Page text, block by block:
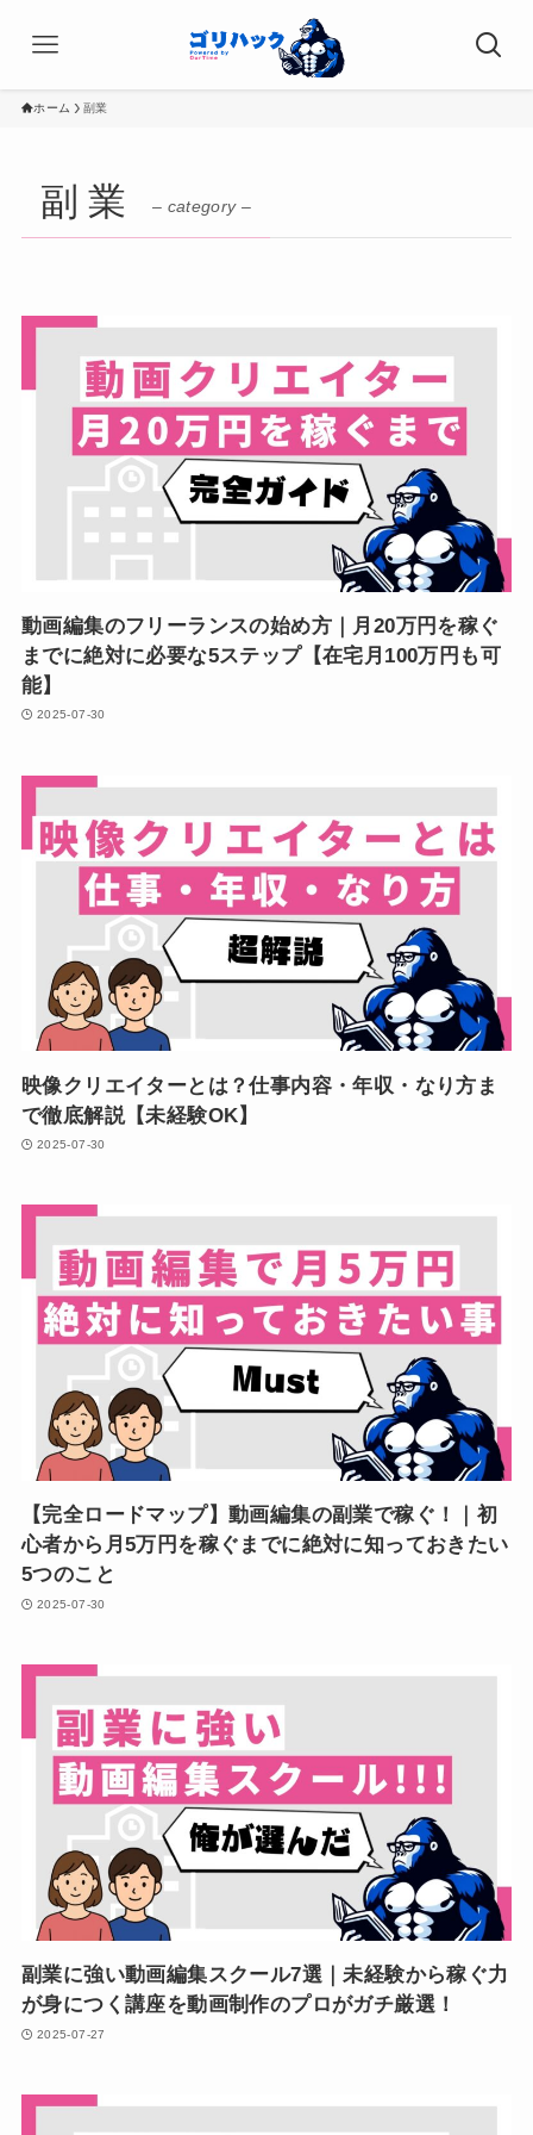
ホーム 副業
副業 – category –
動画編集のフリーランスの始め方｜月20万円を稼ぐ
までに絶対に必要な5ステップ【在宅月100万円も可
能】
2025-07-30
映像クリエイターとは？仕事内容・年収・なり方ま
で徹底解説【未経験OK】
2025-07-30
【完全ロードマップ】動画編集の副業で稼ぐ！｜初
心者から月5万円を稼ぐまでに絶対に知っておきたい
5つのこと
2025-07-30
副業に強い動画編集スクール7選｜未経験から稼ぐ力
が身につく講座を動画制作のプロがガチ厳選！
2025-07-27